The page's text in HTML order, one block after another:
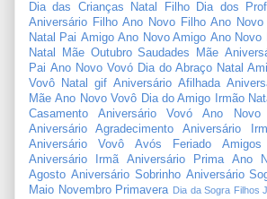
Dia das Crianças
Natal Filho Dia dos
Aniversário Filho Ano Novo Filho Ano Novo
Natal Pai Amigo Ano Novo Amigo Ano Novo
Natal Mãe Outubro Saudades Mãe
Pai Ano Novo Vovó Dia do Abraço Natal
Vovô
Natal gif Aniversário Afilhada
Mãe Ano Novo Vovô Dia do Amigo Irmão
Casamento
Aniversário Vovó Ano Novo
Aniversário Agradecimento
Aniversário
Aniversário Vovô
Avós Feriado Amigos
Aniversário Irmã
Aniversário Prima Ano
Agosto Aniversário Sobrinho Aniversário
Maio Novembro Primavera Dia da Sogra Filhos